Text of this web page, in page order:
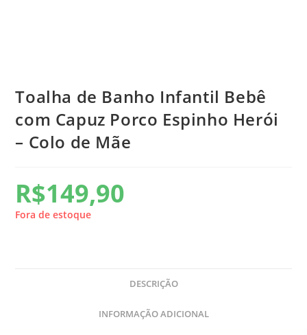
Toalha de Banho Infantil Bebê
com Capuz Porco Espinho Herói
– Colo de Mãe
R$149,90
Fora de estoque
DESCRIÇÃO
INFORMAÇÃO ADICIONAL